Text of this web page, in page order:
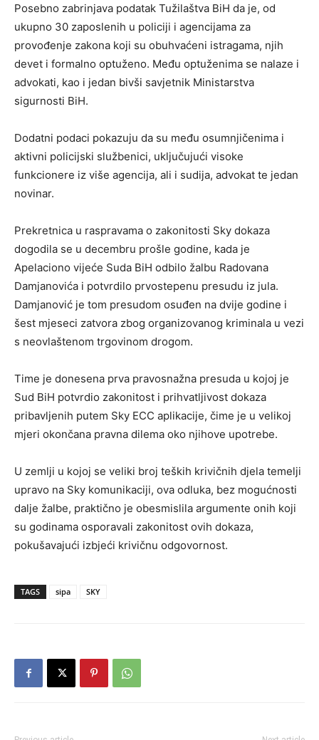
Posebno zabrinjava podatak Tužilaštva BiH da je, od
ukupno 30 zaposlenih u policiji i agencijama za
provođenje zakona koji su obuhvaćeni istragama, njih
devet i formalno optuženo. Među optuženima se nalaze i
advokati, kao i jedan bivši savjetnik Ministarstva
sigurnosti BiH.
Dodatni podaci pokazuju da su među osumnjičenima i
aktivni policijski službenici, uključujući visoke
funkcionere iz više agencija, ali i sudija, advokat te jedan
novinar.
Prekretnica u raspravama o zakonitosti Sky dokaza
dogodila se u decembru prošle godine, kada je
Apelaciono vijeće Suda BiH odbilo žalbu Radovana
Damjanovića i potvrdilo prvostepenu presudu iz jula.
Damjanović je tom presudom osuđen na dvije godine i
šest mjeseci zatvora zbog organizovanog kriminala u vezi
s neovlaštenom trgovinom drogom.
Time je donesena prva pravosnažna presuda u kojoj je
Sud BiH potvrdio zakonitost i prihvatljivost dokaza
pribavljenih putem Sky ECC aplikacije, čime je u velikoj
mjeri okončana pravna dilema oko njihove upotrebe.
U zemlji u kojoj se veliki broj teških krivičnih djela temelji
upravo na Sky komunikaciji, ova odluka, bez mogućnosti
dalje žalbe, praktično je obesmislila argumente onih koji
su godinama osporavali zakonitost ovih dokaza,
pokušavajući izbjeći krivičnu odgovornost.
TAGS sipa SKY